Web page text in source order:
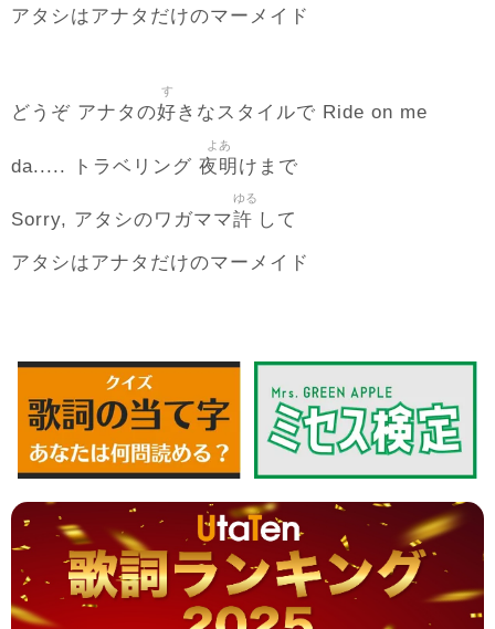
アタシはアナタだけのマーメイド
どうぞ アナタの好
す
きなスタイルで Ride on me
da..... トラベリング 夜明
よあ
けまで
Sorry, アタシのワガママ許
ゆる
して
アタシはアナタだけのマーメイド